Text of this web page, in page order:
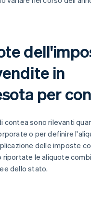
in
per
contea sono rilevanti
o per definire
delle imposte
riportate le aliquote
dello stato.